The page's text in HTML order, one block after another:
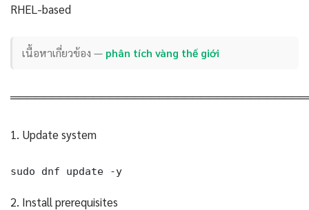
RHEL-based
เนื้อหาเกี่ยวข้อง — phân tích vàng thế giới
1. Update system
sudo dnf update -y
2. Install prerequisites